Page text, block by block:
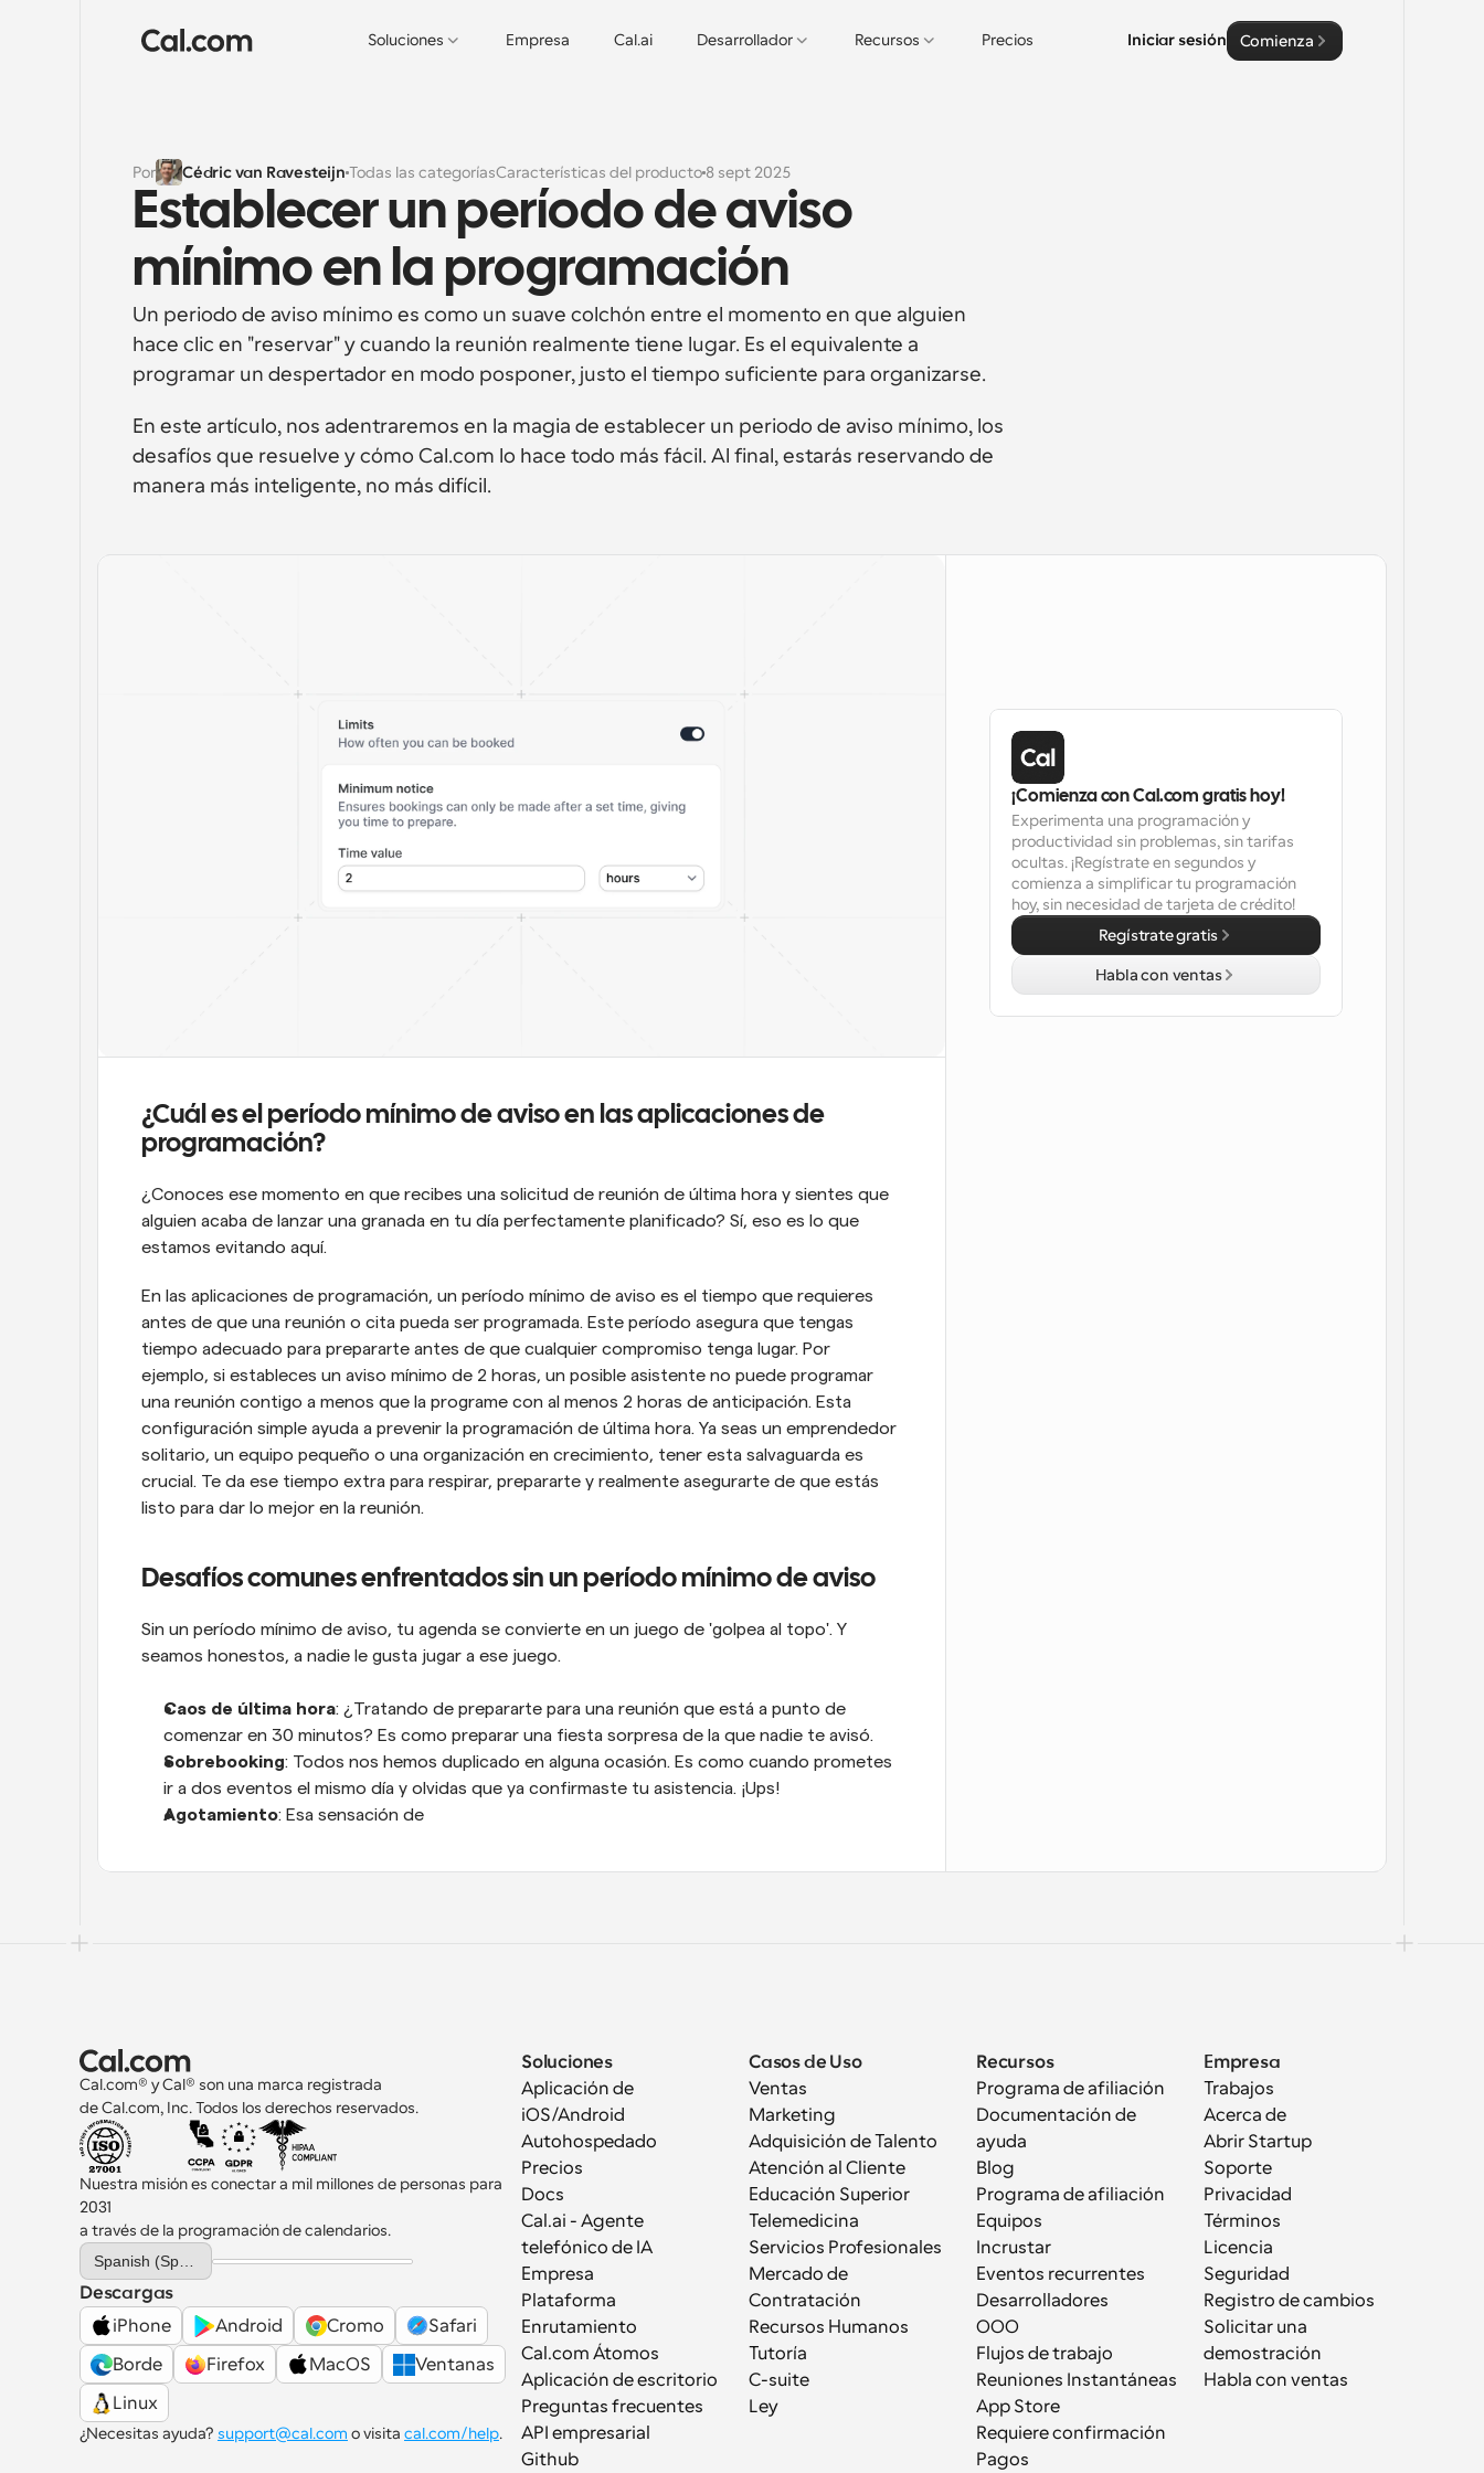
Soluciones Empresa Cal.ai Desarrollador Recursos Precios Iniciar sesión Comienza
Por Cédric van Ravesteijn Todas las categoríasCaracterísticas del producto8 sept 2025
Establecer un período de aviso
mínimo en la programación
Un periodo de aviso mínimo es como un suave colchón entre el momento en que alguien
hace clic en "reservar" y cuando la reunión realmente tiene lugar. Es el equivalente a
programar un despertador en modo posponer, justo el tiempo suficiente para organizarse.
En este artículo, nos adentraremos en la magia de establecer un periodo de aviso mínimo, los
desafíos que resuelve y cómo Cal.com lo hace todo más fácil. Al final, estarás reservando de
manera más inteligente, no más difícil.
¿Cuál es el período mínimo de aviso en las aplicaciones de
programación?
¿Conoces ese momento en que recibes una solicitud de reunión de última hora y sientes que
alguien acaba de lanzar una granada en tu día perfectamente planificado? Sí, eso es lo que
estamos evitando aquí.
En las aplicaciones de programación, un período mínimo de aviso es el tiempo que requieres
antes de que una reunión o cita pueda ser programada. Este período asegura que tengas
tiempo adecuado para prepararte antes de que cualquier compromiso tenga lugar. Por
ejemplo, si estableces un aviso mínimo de 2 horas, un posible asistente no puede programar
una reunión contigo a menos que la programe con al menos 2 horas de anticipación. Esta
configuración simple ayuda a prevenir la programación de última hora. Ya seas un emprendedor
solitario, un equipo pequeño o una organización en crecimiento, tener esta salvaguarda es
crucial. Te da ese tiempo extra para respirar, prepararte y realmente asegurarte de que estás
listo para dar lo mejor en la reunión.
Desafíos comunes enfrentados sin un período mínimo de aviso
Sin un período mínimo de aviso, tu agenda se convierte en un juego de 'golpea al topo'. Y
seamos honestos, a nadie le gusta jugar a ese juego.
Caos de última hora: ¿Tratando de prepararte para una reunión que está a punto de
comenzar en 30 minutos? Es como preparar una fiesta sorpresa de la que nadie te avisó.
Sobrebooking: Todos nos hemos duplicado en alguna ocasión. Es como cuando prometes
ir a dos eventos el mismo día y olvidas que ya confirmaste tu asistencia. ¡Ups!
Agotamiento: Esa sensación de
¡Comienza con Cal.com gratis hoy!
Experimenta una programación y
productividad sin problemas, sin tarifas
ocultas. ¡Regístrate en segundos y
comienza a simplificar tu programación
hoy, sin necesidad de tarjeta de crédito!
Regístrate gratis
Habla con ventas
Cal.com® y Cal® son una marca registrada
de Cal.com, Inc. Todos los derechos reservados.
Nuestra misión es conectar a mil millones de personas para
2031
a través de la programación de calendarios.
Select Language
Descargas
iPhone
Android Cromo
Safari
Borde
Firefox MacOS
Ventanas
Linux
¿Necesitas ayuda? support@cal.com o visita cal.com/help.
Soluciones
Aplicación de
iOS/Android
Autohospedado
Precios
Docs
Cal.ai - Agente
telefónico de IA
Empresa
Plataforma
Enrutamiento
Cal.com Átomos
Aplicación de escritorio
Preguntas frecuentes
API empresarial
Github
Casos de Uso
Ventas
Marketing
Adquisición de Talento
Atención al Cliente
Educación Superior
Telemedicina
Servicios Profesionales
Mercado de
Contratación
Recursos Humanos
Tutoría
C-suite
Ley
Recursos
Programa de afiliación
Documentación de
ayuda
Blog
Programa de afiliación
Equipos
Incrustar
Eventos recurrentes
Desarrolladores
OOO
Flujos de trabajo
Reuniones Instantáneas
App Store
Requiere confirmación
Pagos
Empresa
Trabajos
Acerca de
Abrir Startup
Soporte
Privacidad
Términos
Licencia
Seguridad
Registro de cambios
Solicitar una
demostración
Habla con ventas